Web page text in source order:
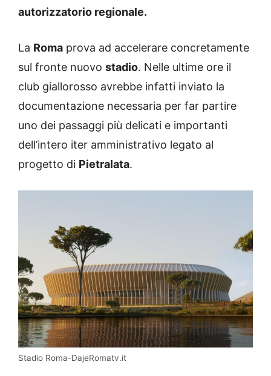
autorizzatorio regionale.
La Roma prova ad accelerare concretamente
sul fronte nuovo stadio. Nelle ultime ore il
club giallorosso avrebbe infatti inviato la
documentazione necessaria per far partire
uno dei passaggi più delicati e importanti
dell’intero iter amministrativo legato al
progetto di Pietralata.
Stadio Roma-DajeRomatv.it